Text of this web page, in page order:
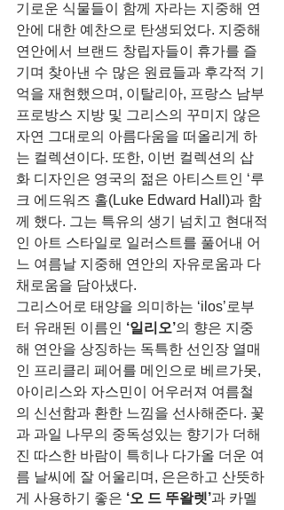
기로운 식물들이 함께 자라는 지중해 연
안에 대한 예찬으로 탄생되었다. 지중해
연안에서 브랜드 창립자들이 휴가를 즐
기며 찾아낸 수 많은 원료들과 후각적 기
억을 재현했으며, 이탈리아, 프랑스 남부
프로방스 지방 및 그리스의 꾸미지 않은
자연 그대로의 아름다움을 떠올리게 하
는 컬렉션이다. 또한, 이번 컬렉션의 삽
화 디자인은 영국의 젊은 아티스트인 ‘루
크 에드워즈 홀(Luke Edward Hall)과 함
께 했다. 그는 특유의 생기 넘치고 현대적
인 아트 스타일로 일러스트를 풀어내 어
느 여름날 지중해 연안의 자유로움과 다
채로움을 담아냈다.
그리스어로 태양을 의미하는 ‘ilos’로부
터 유래된 이름인 ‘일리오’의 향은 지중
해 연안을 상징하는 독특한 선인장 열매
인 프리클리 페어를 메인으로 베르가못,
아이리스와 자스민이 어우러져 여름철
의 신선함과 환한 느낌을 선사해준다. 꽃
과 과일 나무의 중독성있는 향기가 더해
진 따스한 바람이 특히나 다가올 더운 여
름 날씨에 잘 어울리며, 은은하고 산뜻하
게 사용하기 좋은 ‘오 드 뚜왈렛’과 카멜